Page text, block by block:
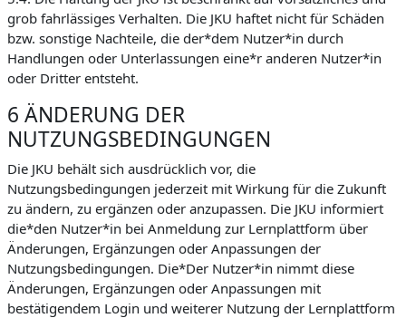
grob fahrlässiges Verhalten. Die JKU haftet nicht für Schäden
bzw. sonstige Nachteile, die der*dem Nutzer*in durch
Handlungen oder Unterlassungen eine*r anderen Nutzer*in
oder Dritter entsteht.
6 ÄNDERUNG DER
NUTZUNGSBEDINGUNGEN
Die JKU behält sich ausdrücklich vor, die
Nutzungsbedingungen jederzeit mit Wirkung für die Zukunft
zu ändern, zu ergänzen oder anzupassen. Die JKU informiert
die*den Nutzer*in bei Anmeldung zur Lernplattform über
Änderungen, Ergänzungen oder Anpassungen der
Nutzungsbedingungen. Die*Der Nutzer*in nimmt diese
Änderungen, Ergänzungen oder Anpassungen mit
bestätigendem Login und weiterer Nutzung der Lernplattform